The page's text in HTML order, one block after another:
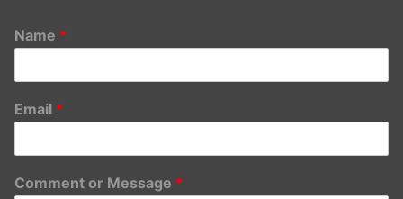
Name *
Email *
Comment or Message *